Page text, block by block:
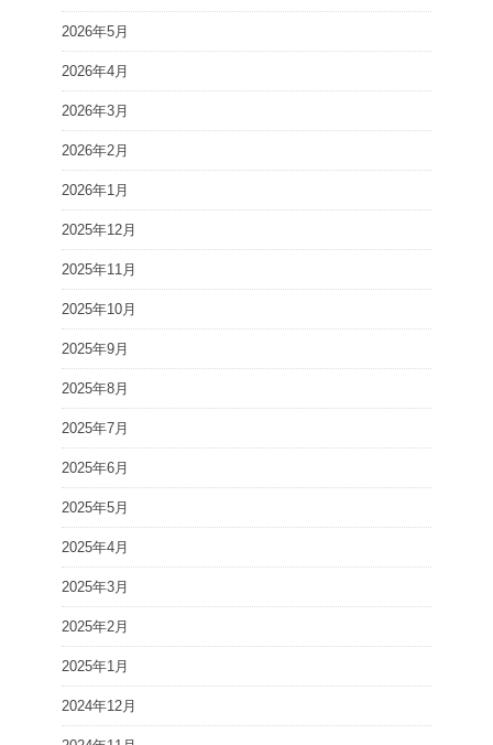
2026年5月
2026年4月
2026年3月
2026年2月
2026年1月
2025年12月
2025年11月
2025年10月
2025年9月
2025年8月
2025年7月
2025年6月
2025年5月
2025年4月
2025年3月
2025年2月
2025年1月
2024年12月